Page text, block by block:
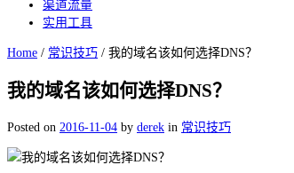
渠道流量
实用工具
Home / 常识技巧 / 我的域名该如何选择DNS？
我的域名该如何选择DNS？
Posted on 2016-11-04 by derek in 常识技巧